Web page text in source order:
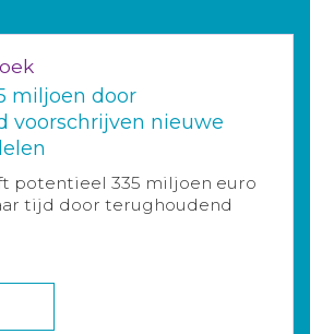
miljoen door
voorschrijven nieuwe
potentieel 335 miljoen euro
tijd door terughoudend